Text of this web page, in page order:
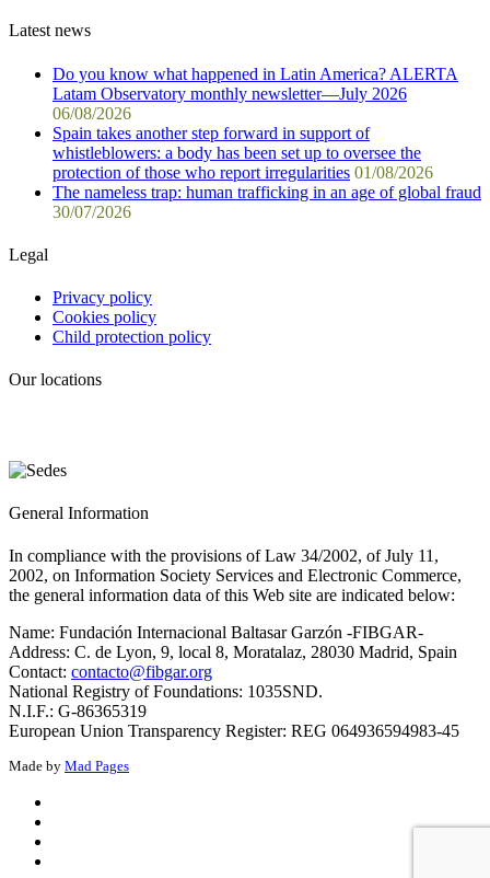
Latest news
Do you know what happened in Latin America? ALERTA
Latam Observatory monthly newsletter—July 2026
06/08/2026
Spain takes another step forward in support of
whistleblowers: a body has been set up to oversee the
protection of those who report irregularities 01/08/2026
The nameless trap: human trafficking in an age of global fraud
30/07/2026
Legal
Privacy policy
Cookies policy
Child protection policy
Our locations
General Information
In compliance with the provisions of Law 34/2002, of July 11,
2002, on Information Society Services and Electronic Commerce,
the general information data of this Web site are indicated below:
Name: Fundación Internacional Baltasar Garzón -FIBGAR-
Address: C. de Lyon, 9, local 8, Moratalaz, 28030 Madrid, Spain
Contact: contacto@fibgar.org
National Registry of Foundations: 1035SND.
N.I.F.: G-86365319
European Union Transparency Register: REG 064936594983-45
Made by Mad Pages